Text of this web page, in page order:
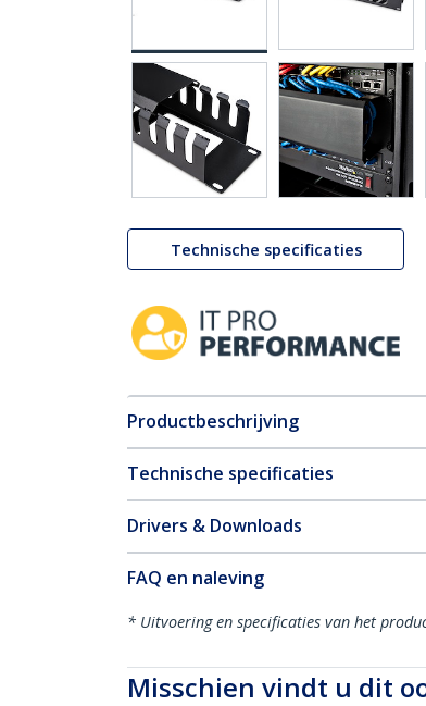
Technische specificaties
Productbeschrijving
Technische specificaties
Drivers & Downloads
FAQ en naleving
* Uitvoering en specificaties van het
Misschien vindt u dit